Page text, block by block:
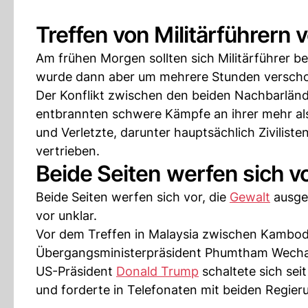
Treffen von Militärführern
Am frühen Morgen sollten sich Militärführer
wurde dann aber um mehrere Stunden
Der Konflikt zwischen den beiden
entbrannten schwere Kämpfe an ihrer mehr
und Verletzte, darunter hauptsächlich
vertrieben.
Beide Seiten werfen sich
Beide Seiten werfen sich vor, die Gewalt
vor unklar.
Vor dem Treffen in Malaysia zwischen
Übergangsministerpräsident Phumtham
US-Präsident Donald Trump schaltete sich
und forderte in Telefonaten mit beiden